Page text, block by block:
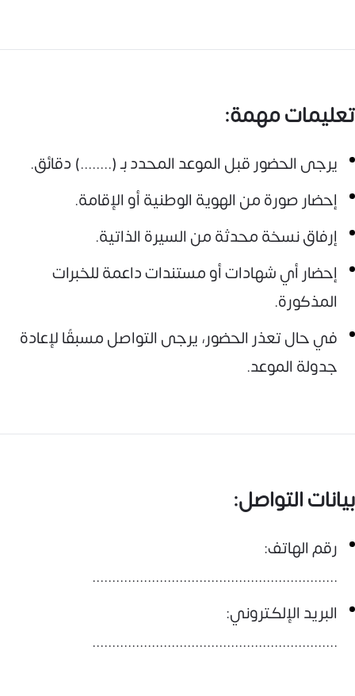
تعليمات مهمة:
يرجى الحضور قبل الموعد المحدد بـ (........) دقائق.
إحضار صورة من الهوية الوطنية أو الإقامة.
إرفاق نسخة محدثة من السيرة الذاتية.
إحضار أي شهادات أو مستندات داعمة للخبرات
المذكورة.
في حال تعذر الحضور، يرجى التواصل مسبقًا لإعادة
جدولة الموعد.
بيانات التواصل:
رقم الهاتف:
..............................................................
البريد الإلكتروني:
..............................................................